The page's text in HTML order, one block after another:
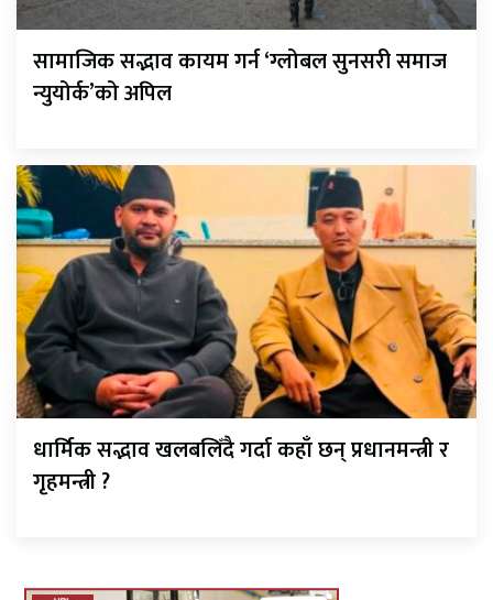
सामाजिक सद्भाव कायम गर्न ‘ग्लोबल सुनसरी समाज
न्युयोर्क’को अपिल
धार्मिक सद्भाव खलबलिँदै गर्दा कहाँ छन् प्रधानमन्त्री र
गृहमन्त्री ?